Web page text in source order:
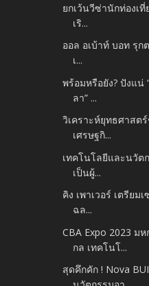
ยกเว้นวีซ่านักท่องเ
เริ...
ออล อเบ้าท์ บอท รุก
เ...
พร้อมหรือยัง? ปังแน่
ลา” ...
วิเคราะห์ยุทธศาสต
เศรษฐกิ...
เทคโนโลยีและนวัต
เป็นผู้...
คิง เพาเวอร์ เตรีย
ฉล...
CBA Expo 2023 ม
กล เทคโนโ...
สุดคึกคัก ! Nova